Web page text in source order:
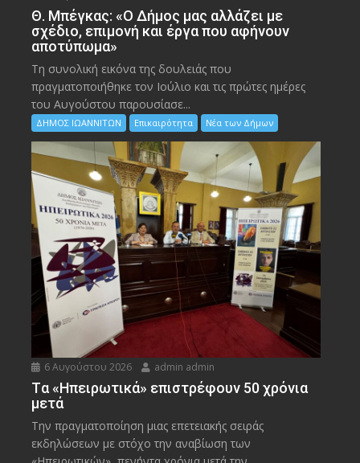
Θ. Μπέγκας: «Ο Δήμος μας αλλάζει με
σχέδιο, επιμονή και έργα που αφήνουν
αποτύπωμα»
Τη συνολική εικόνα της δουλειάς που
πραγματοποιήθηκε τον Ιούλιο και τις πρώτες ημέρες
του Αυγούστου παρουσίασε...
ΔΗΜΟΣ ΙΩΑΝΝΙΤΩΝ Επικαιρότητα Νέα των Δήμων
6 Αυγούστου 2026 admin admin
Tα «Ηπειρωτικά» επιστρέφουν 50 χρόνια
μετά
Την πραγματοποίηση μιας επετειακής σειράς
εκδηλώσεων με στόχο την αναβίωση των